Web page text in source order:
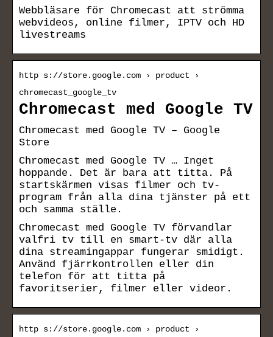
Webbläsare för Chromecast att strömma
webvideos, online filmer, IPTV och HD
livestreams
http s://store.google.com › product ›
chromecast_google_tv
Chromecast med Google TV
Chromecast med Google TV – Google
Store
Chromecast med Google TV … Inget
hoppande. Det är bara att titta. På
startskärmen visas filmer och tv-
program från alla dina tjänster på ett
och samma ställe.
Chromecast med Google TV förvandlar
valfri tv till en smart-tv där alla
dina streamingappar fungerar smidigt.
Använd fjärrkontrollen eller din
telefon för att titta på
favoritserier, filmer eller videor.
http s://store.google.com › product ›